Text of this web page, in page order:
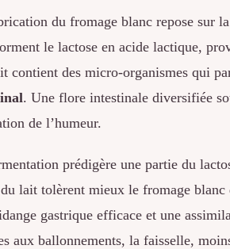
du fromage blanc repose sur
le lactose en acide lactique,
contient des micro-organismes qui
. Une flore intestinale diversifiée
de l’humeur.
prédigère une partie du
lait tolèrent mieux le fromage
gastrique efficace et une
aux ballonnements, la faisselle,